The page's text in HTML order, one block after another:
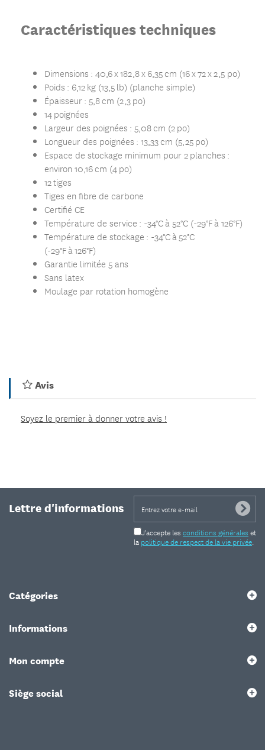
Caractéristiques techniques
Dimensions : 40,6 x 182,8 x 6,35 cm (16 x 72 x 2,5 po)
Poids : 6,12 kg (13,5 lb) (planche simple)
Épaisseur : 5,8 cm (2,3 po)
14 poignées
Largeur des poignées : 5,08 cm (2 po)
Longueur des poignées : 13,33 cm (5,25 po)
Espace de stockage minimum pour 2 planches :
environ 10,16 cm (4 po)
12 tiges
Tiges en fibre de carbone
Certifié CE
Température de service : -34°C à 52°C (-29°F à 126°F)
Température de stockage : -34°C à 52°C
(-29°F à 126°F)
Garantie limitée 5 ans
Sans latex
Moulage par rotation homogène
Avis
Soyez le premier à donner votre avis !
Lettre d'informations
J'accepte les conditions générales et
la politique de respect de la vie privée.
Catégories
Informations
Mon compte
Siège social